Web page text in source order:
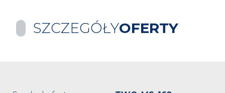
SZCZEGÓŁYOFERTY